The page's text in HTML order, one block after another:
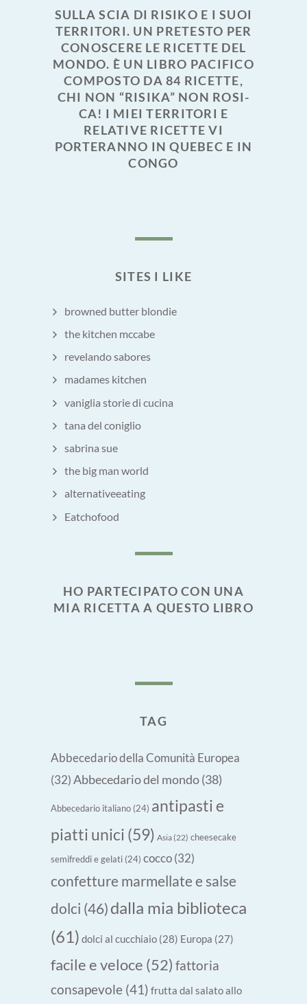
SULLA SCIA DI RISIKO E I SUOI
TERRITORI. UN PRETESTO PER
CONOSCERE LE RICETTE DEL
MONDO. È UN LIBRO PACIFICO
COMPOSTO DA 84 RICETTE,
CHI NON “RISIKA” NON ROSI-
CA! I MIEI TERRITORI E
RELATIVE RICETTE VI
PORTERANNO IN QUEBEC E IN
CONGO
SITES I LIKE
browned butter blondie
the kitchen mccabe
revelando sabores
madames kitchen
vaniglia storie di cucina
tana del coniglio
sabrina sue
the big man world
alternativeeating
Eatchofood
HO PARTECIPATO CON UNA
MIA RICETTA A QUESTO LIBRO
TAG
Abbecedario della Comunità Europea
(32) Abbecedario del mondo(38)
Abbecedario italiano (24) antipasti e
piatti unici (59) Asia(22) cheesecake
semifreddi e gelati (24) cocco (32)
confetture marmellate e salse
dolci (46) dalla mia biblioteca
(61) dolci al cucchiaio (28) Europa (27)
facile e veloce (52) fattoria
consapevole (41) frutta dal salato allo